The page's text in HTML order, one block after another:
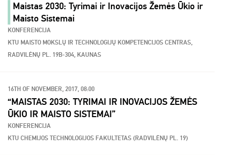
Maistas 2030: Tyrimai ir Inovacijos Žemės Ūkio ir
Maisto Sistemai
KONFERENCIJA
KTU MAISTO MOKSLŲ IR TECHNOLOGIJŲ KOMPETENCIJOS CENTRAS,
RADVILĖNŲ PL. 19B-304, KAUNAS
16TH OF NOVEMBER, 2017, 08:00
“MAISTAS 2030: TYRIMAI IR INOVACIJOS ŽEMĖS
ŪKIO IR MAISTO SISTEMAI”
KONFERENCIJA
KTU CHEMIJOS TECHNOLOGIJOS FAKULTETAS (RADVILĖNŲ PL. 19)